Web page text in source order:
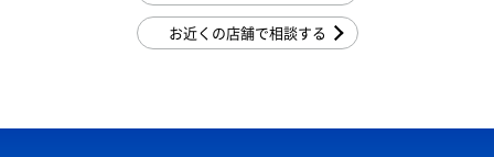
お近くの店舗で相談する